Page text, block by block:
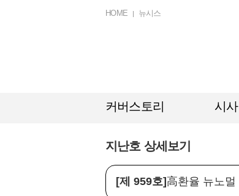
HOME 뉴시스
커버스토리 시사
지난호 상세보기
[제 959호] 高환율 뉴노멀